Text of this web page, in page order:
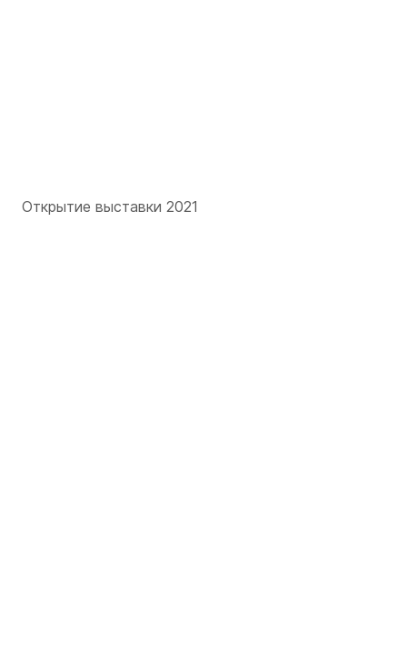
Открытие выставки 2021